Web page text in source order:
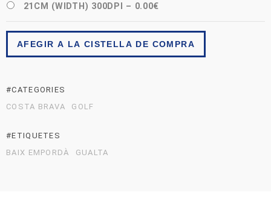
21CM (WIDTH) 300DPI – 0.00€
AFEGIR A LA CISTELLA DE COMPRA
#CATEGORIES
COSTA BRAVA
GOLF
#ETIQUETES
BAIX EMPORDÀ
GUALTA